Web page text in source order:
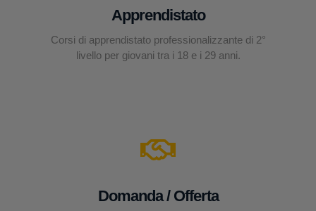
Apprendistato
Corsi di apprendistato professionalizzante di 2°
livello per giovani tra i 18 e i 29 anni.
Domanda / Offerta